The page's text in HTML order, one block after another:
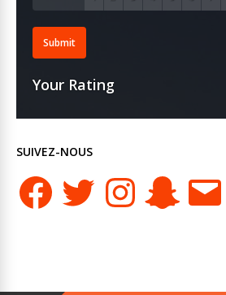
Submit
Your Rating
SUIVEZ-NOUS
FacebookTwitter InstagramSnapchatE-
mail